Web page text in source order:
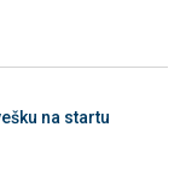
na startu